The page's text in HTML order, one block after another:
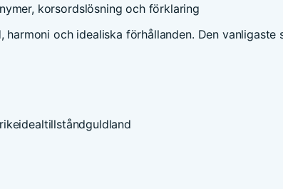
korsordslösning och förklaring
och idealiska förhållanden. Den vanligaste
idealtillståndguldland